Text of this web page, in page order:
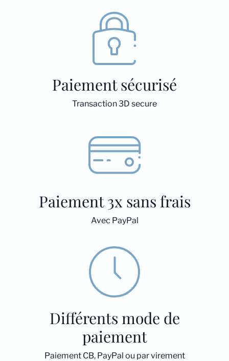
Paiement sécurisé
Transaction 3D secure
Paiement 3x sans frais
Avec PayPal
Différents mode de
paiement
Paiement CB, PayPal ou par virement